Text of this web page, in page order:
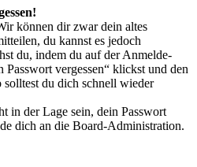
können dir zwar dein altes
du kannst es jedoch
du, indem du auf der Anmelde-
Passwort vergessen“ klickst und den
du dich schnell wieder
in der Lage sein, dein Passwort
dich an die Board-Administration.